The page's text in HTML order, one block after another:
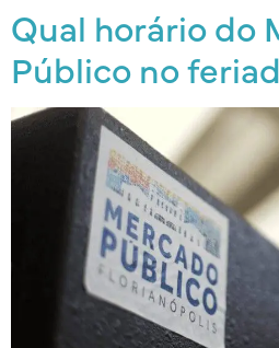
Qual horário do
Público no